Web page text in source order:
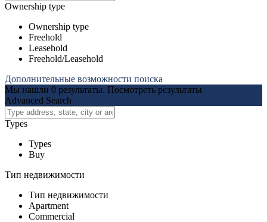
Ownership type
Ownership type
Freehold
Leasehold
Freehold/Leasehold
Дополнительные возможности поиска
Мы нашли 0 результаты. Посмотреть результаты
Advanced Search
Types
Types
Buy
Тип недвижимости
Тип недвижимости
Apartment
Commercial